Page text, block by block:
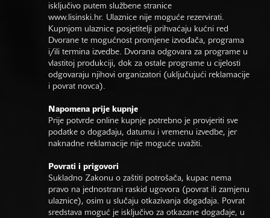
isključivo putem službene stranice
www.lisinski.hr. Ulaznice nije moguće rezervirati.
Kupnjom ulaznice posjetitelji prihvaćaju kućni red
Dvorane te mogućnost promjene izvođača, programa
i/ili termina izvedbe. Dvorana odgovara za programe u
vlastitoj produkciji, dok za ostale programe u cijelosti
odgovaraju njihovi organizatori (uključujući reklamacije
i povrat novca).
Napomena prije kupnje
Prije potvrde online kupnje potrebno je provjeriti sve
podatke o događaju, datumu i vremenu izvedbe, jer
naknadne reklamacije nije moguće uvažiti.
Povrati i prigovori
Sukladno Zakonu o zaštiti potrošača, kupac nema
pravo na jednostrani raskid ugovora (povrat ili zamjenu
ulaznice), osim u slučaju otkazivanja događaja. Povrat
sredstava moguć je isključivo za otkazane događaje, u